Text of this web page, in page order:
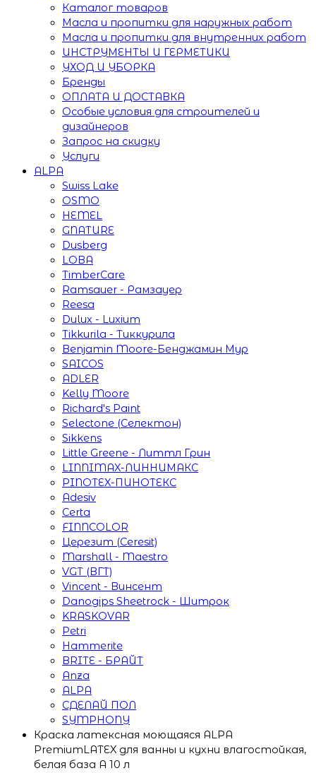
Каталог товаров
Масла и пропитки для наружных работ
Масла и пропитки для внутренних работ
ИНСТРУМЕНТЫ И ГЕРМЕТИКИ
УХОД И УБОРКА
Бренды
ОПЛАТА И ДОСТАВКА
Особые условия для строителей и
дизайнеров
Запрос на скидку
Услуги
ALPA
Swiss Lake
OSMO
HEMEL
GNATURE
Dusberg
LOBA
TimberCare
Ramsauer - Рамзауер
Reesa
Dulux - Luxium
Tikkurila - Тиккурила
Benjamin Moore-Бенджамин Мур
SAICOS
ADLER
Kelly Moore
Richard's Paint
Selectone (Селектон)
Sikkens
Little Greene - Литтл Грин
LINNIMAX-ЛИННИМАКС
PINOTEX-ПИНОТЕКС
Adesiv
Certa
FINNCOLOR
Церезит (Ceresit)
Marshall - Maestro
VGT (ВГТ)
Vincent - Винсент
Danogips Sheetrock - Шитрок
KRASKOVAR
Petri
Hammerite
BRITE - БРАЙТ
Anza
ALPA
СДЕЛАЙ ПОЛ
SYMPHONY
Краска латексная моющаяся ALPA
PremiumLATEX для ванны и кухни влагостойкая,
белая база А 10 л